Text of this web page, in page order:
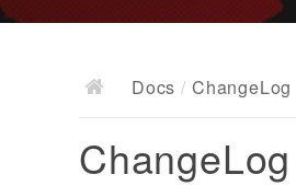
Docs / ChangeLog
ChangeLog